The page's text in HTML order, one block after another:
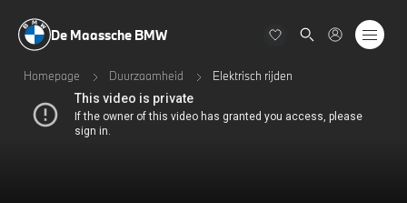
De Maassche BMW
Homepage Duurzaamheid Elektrisch rijden